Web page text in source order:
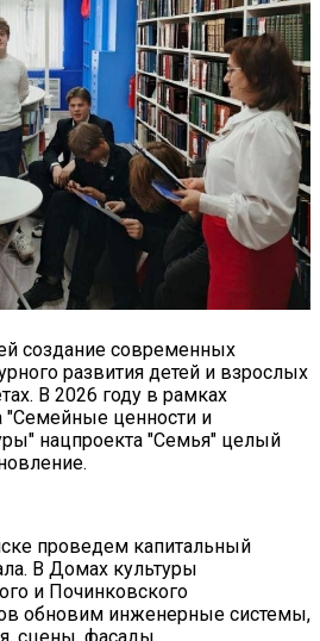
создание современных
развития детей и взрослых
В 2026 году в рамках
"Семейные ценности и
нацпроекта "Семья" целый
проведем капитальный
В Домах культуры
и Починковского
обновим инженерные системы,
сцены, фасады.